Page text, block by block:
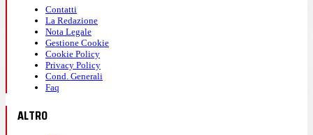
Contatti
La Redazione
Nota Legale
Gestione Cookie
Cookie Policy
Privacy Policy
Cond. Generali
Faq
ALTRO